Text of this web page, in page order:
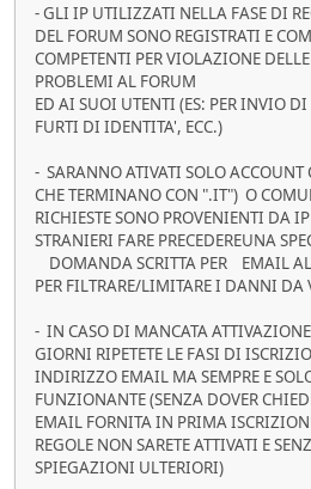
- GLI IP UTILIZZATI NELLA FASE DI
DEL FORUM SONO REGISTRATI E
COMPETENTI PER VIOLAZIONE
PROBLEMI AL FORUM
ED AI SUOI UTENTI (ES: PER INVIO
FURTI DI IDENTITA', ECC.)
- SARANNO ATIVATI SOLO
CHE TERMINANO CON ".IT") O
RICHIESTE SONO PROVENIENTI DA
STRANIERI FARE PRECEDEREUNA
DOMANDA SCRITTA PER EMAIL
PER FILTRARE/LIMITARE I DANNI DA
- IN CASO DI MANCATA
GIORNI RIPETETE LE FASI DI
INDIRIZZO EMAIL MA SEMPRE E
FUNZIONANTE (SENZA DOVER
EMAIL FORNITA IN PRIMA
REGOLE NON SARETE ATTIVATI E
SPIEGAZIONI ULTERIORI)